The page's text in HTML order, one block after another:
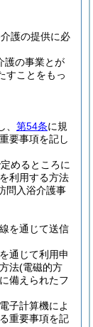
護の提供に必
護の事業とが
すことをもっ
第54条に規
要事項を記し
めるところに
利用する方法
問入浴介護事
を通じて送信
通じて利用申
法(電磁的方
備えられたフ
子計算機によ
重要事項を記